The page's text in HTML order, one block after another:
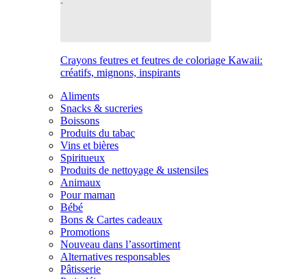
Crayons feutres et feutres de coloriage Kawaii:
créatifs, mignons, inspirants
Aliments
Snacks & sucreries
Boissons
Produits du tabac
Vins et bières
Spiritueux
Produits de nettoyage & ustensiles
Animaux
Pour maman
Bébé
Bons & Cartes cadeaux
Promotions
Nouveau dans l’assortiment
Alternatives responsables
Pâtisserie